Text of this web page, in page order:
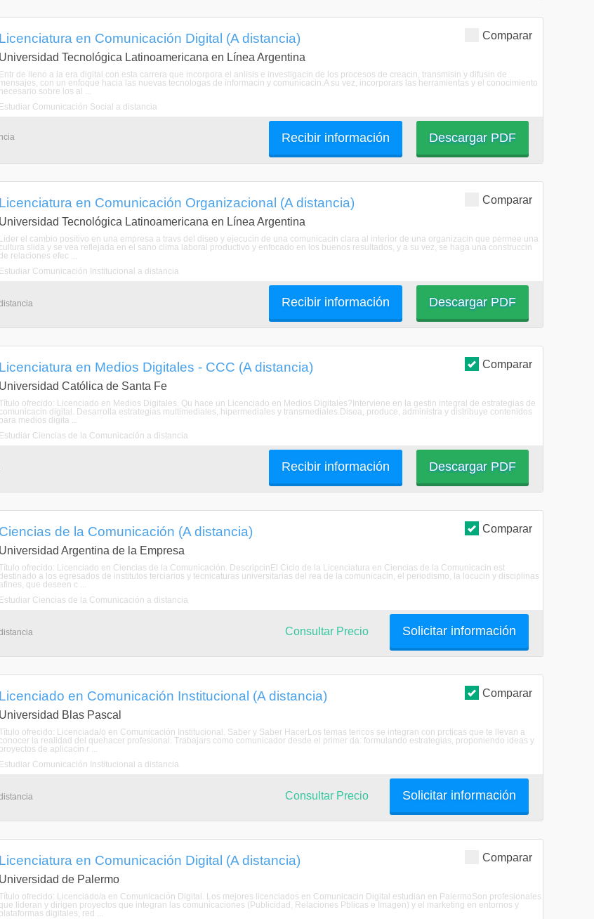
Comparar
Licenciatura en Comunicación Digital (A distancia)
Universidad Tecnológica Latinoamericana en Línea Argentina
Entr de lleno a la era digital con esta carrera que incorpora el anlisis e investigacin de los procesos de creacin, transmisin y difusin de
mensajes, con un enfoque hacia las nuevas tecnologas de informacin y comunicacin.A su vez, incorporars las herramientas y el conocimiento
necesario sobre los al ...
Estudiar Comunicación Social a distancia
Descargar PDF
Recibir información
Comparar
Licenciatura en Comunicación Organizacional (A distancia)
Universidad Tecnológica Latinoamericana en Línea Argentina
Lider el cambio positivo en una empresa a travs del diseo y ejecucin de una comunicacin clara al interior de una organizacin que permee una
cultura slida y se vea reflejada en el sano clima laboral productivo y enfocado en los buenos resultados, y a su vez, se haga una construccin
de relaciones efec ...
Estudiar Comunicación Institucional a distancia
Descargar PDF
Recibir información
Comparar
Licenciatura en Medios Digitales - CCC (A distancia)
Universidad Católica de Santa Fe
ofrecido: Licenciado en Medios Digitales. Qu hace un Licenciado en Medios Digitales?Interviene en la gestin integral de estrategias de
comunicacin digital. Desarrolla estrategias multimediales, hipermediales y transmediales.Disea, produce, administra y distribuye contenidos
para medios digita ...
Estudiar Ciencias de la Comunicación a distancia
Descargar PDF
Recibir información
Comparar
Ciencias de la Comunicación (A distancia)
Universidad Argentina de la Empresa
ofrecido: Licenciado en Ciencias de la Comunicación. DescripcinEl Ciclo de la Licenciatura en Ciencias de la Comunicacin est
destinado a los egresados de institutos terciarios y tecnicaturas universitarias del rea de la comunicacin, el periodismo, la locucin y disciplinas
afines, que deseen c ...
Estudiar Ciencias de la Comunicación a distancia
Solicitar información
Consultar Precio
Comparar
Licenciado en Comunicación Institucional (A distancia)
Universidad Blas Pascal
ofrecido: Licenciada/o en Comunicación Institucional. Saber y Saber HacerLos temas tericos se integran con prcticas que te llevan a
conocer la realidad del quehacer profesional. Trabajars como comunicador desde el primer da: formulando estrategias, proponiendo ideas y
proyectos de aplicacin r ...
Estudiar Comunicación Institucional a distancia
Solicitar información
Consultar Precio
Comparar
Licenciatura en Comunicación Digital (A distancia)
Universidad de Palermo
ofrecido: Licenciado/a en Comunicación Digital. Los mejores licenciados en Comunicacin Digital estudian en PalermoSon profesionales
que lideran y dirigen proyectos que integran las comunicaciones (Publicidad, Relaciones Pblicas e Imagen) y el marketing en entornos y
plataformas digitales, red ...